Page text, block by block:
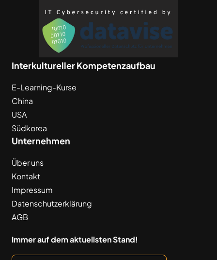
Interkultureller Kompetenzaufbau
E-Learning-Kurse
China
USA
Südkorea
Unternehmen
Über uns
Kontakt
Impressum
Datenschutzerklärung
AGB
Immer auf dem aktuellsten Stand!